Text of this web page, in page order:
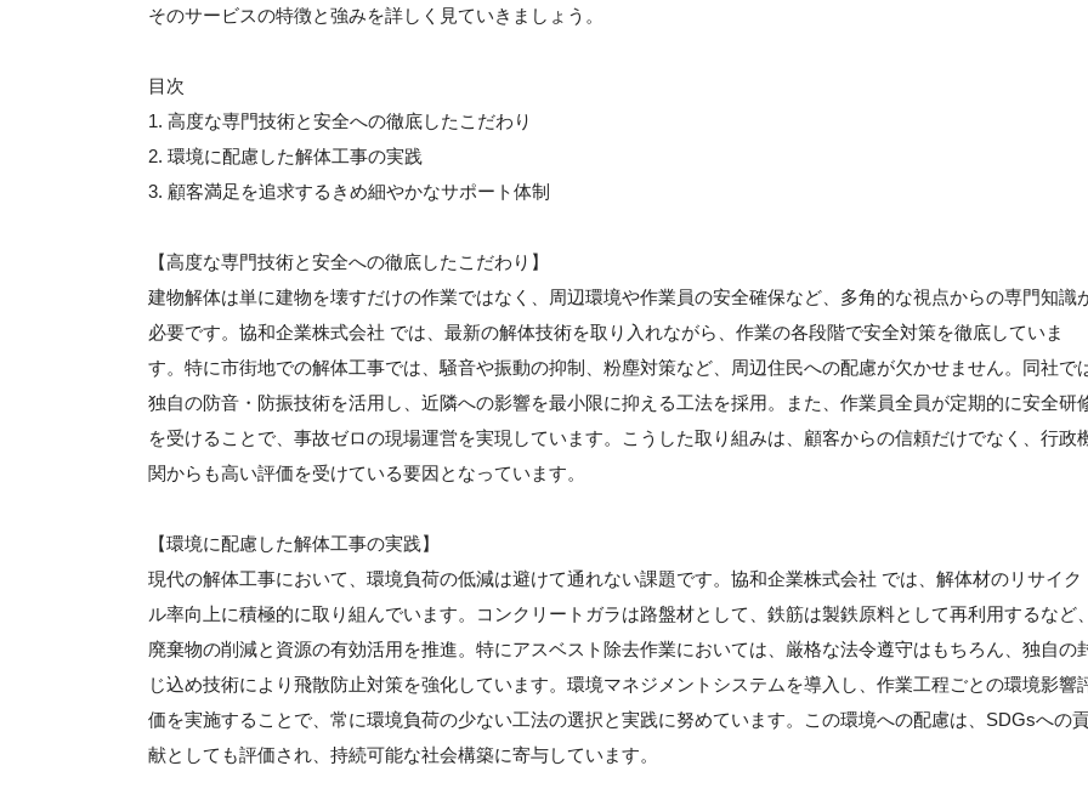
そのサービスの特徴と強みを詳しく見ていきましょう。
目次
1. 高度な専門技術と安全への徹底したこだわり
2. 環境に配慮した解体工事の実践
3. 顧客満足を追求するきめ細やかなサポート体制
【高度な専門技術と安全への徹底したこだわり】
建物解体は単に建物を壊すだけの作業ではなく、周辺環境や作業員の安全確保など、多角的な視点からの専門知識
必要です。協和企業株式会社 では、最新の解体技術を取り入れながら、作業の各段階で安全対策を徹底していま
す。特に市街地での解体工事では、騒音や振動の抑制、粉塵対策など、周辺住民への配慮が欠かせません。同社で
独自の防音・防振技術を活用し、近隣への影響を最小限に抑える工法を採用。また、作業員全員が定期的に安全研
を受けることで、事故ゼロの現場運営を実現しています。こうした取り組みは、顧客からの信頼だけでなく、行政
関からも高い評価を受けている要因となっています。
【環境に配慮した解体工事の実践】
現代の解体工事において、環境負荷の低減は避けて通れない課題です。協和企業株式会社 では、解体材のリサイク
ル率向上に積極的に取り組んでいます。コンクリートガラは路盤材として、鉄筋は製鉄原料として再利用するなど、
廃棄物の削減と資源の有効活用を推進。特にアスベスト除去作業においては、厳格な法令遵守はもちろん、独自の
じ込め技術により飛散防止対策を強化しています。環境マネジメントシステムを導入し、作業工程ごとの環境影響
価を実施することで、常に環境負荷の少ない工法の選択と実践に努めています。この環境への配慮は、SDGsへの
献としても評価され、持続可能な社会構築に寄与しています。